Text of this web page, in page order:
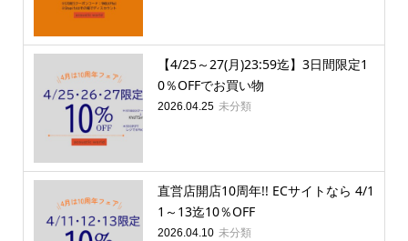
【4/25～27(月)23:59迄】3日間限定1
0％OFFでお買い物
2026.04.25 未分類
直営店開店10周年!! ECサイトなら 4/1
1～13迄10％OFF
2026.04.10 未分類